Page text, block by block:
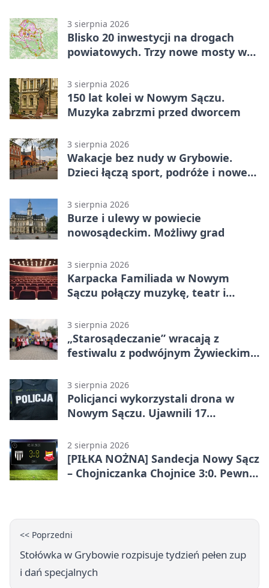
3 sierpnia 2026
Blisko 20 inwestycji na drogach
powiatowych. Trzy nowe mosty w
3 sierpnia 2026
150 lat kolei w Nowym Sączu.
Muzyka zabrzmi przed dworcem
3 sierpnia 2026
Wakacje bez nudy w Grybowie.
Dzieci łączą sport, podróże i nowe
3 sierpnia 2026
Burze i ulewy w powiecie
nowosądeckim. Możliwy grad
3 sierpnia 2026
Karpacka Familiada w Nowym
Sączu połączy muzykę, teatr i
3 sierpnia 2026
„Starosądeczanie” wracają z
festiwalu z podwójnym Żywieckim
3 sierpnia 2026
Policjanci wykorzystali drona w
Nowym Sączu. Ujawnili 17
2 sierpnia 2026
[PIŁKA NOŻNA] Sandecja Nowy Sącz
– Chojniczanka Chojnice 3:0. Pewne
<< Poprzedni
Stołówka w Grybowie rozpisuje tydzień pełen zup
i dań specjalnych